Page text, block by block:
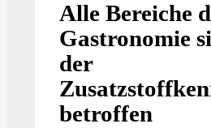
Alle Bereiche
Gastronomie
der
betroffen